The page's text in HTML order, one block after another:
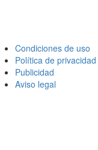
Condiciones de uso
Política de privacidad
Publicidad
Aviso legal